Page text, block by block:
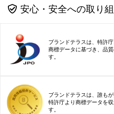
安心・安全への取り
ブランドテラスは、特許
商標データに基づき、品
す。
ブランドテラスは、誰も
特許庁より商標データを
す。